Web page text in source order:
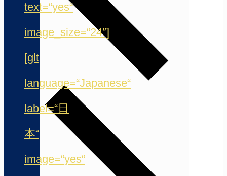
text=“yes“
image_size=“24″]
[glt
language=“Japanese“
label=“日
本“
image=“yes“